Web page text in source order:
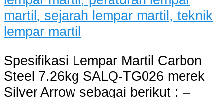
Spesifikasi Lempar Martil Carbon
Steel 7.26kg SALQ-TG026 merek
Silver Arrow sebagai berikut : –